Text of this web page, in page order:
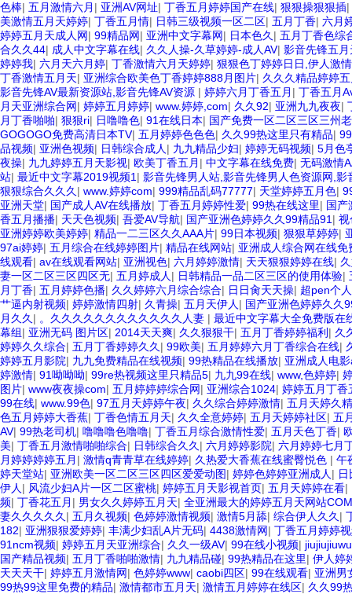
色棒| 五月激情六月 | 亚洲AV网址| 丁香五月婷婷国产在线| 狠狠操狠狠插|
美激情五月天婷婷| 丁香五月情| 日韩三级视频一区二区| 五月丁香| 六月
婷婷五月天成人网| 99精品网| 亚洲中文字幕网| 日本色久 | 五月丁香色综
合久久44| 成人中文字幕在线| 久久人操-久草婷婷-成人AV| 影音先锋五
婷婷我| 六月天六月婷| 丁香激情六月天婷婷| 狠狠色丁婷婷日日,伊人激
丁香激情五月天| 亚洲综合欧美色丁香婷婷888月图片| 久久久精品婷婷
影音先锋AV最新资源站,影音先锋AV资源 | 婷婷六月丁香五月 | 丁香五月
月天亚洲综合网| 婷婷五月婷婷| www.婷婷,com| 久久92| 亚洲九九夜夜|
月丁香啪啪| 狠狠ri| 日噜噜色| 91在线日本| 国产免费一区二区三区三州
GOGOGO免费高清日本TV| 五月婷婷色色色| 久久99热这里只有精品|
品视频| 亚洲色视频| 日韩综合成人 | 九九精品少妇| 婷婷无码视频| 5月色
夜操| 九九婷婷五月天影视| 欧美丁香五月 | 中文字幕在线免费| 无码激情
站| 最近中文字幕2019视频1 | 影音先锋男人站,影音先锋男人色资源网,
狠狠综合久久久 | www.婷婷com| 999精品乱码77777| 天堂婷婷五月色|
亚洲天堂| 国产成人AV在线播放| 丁香五月婷婷性爱| 99热在线这里| 国产
香五月播播| 天天色视频| 吾爱AV导航| 国产亚洲色婷婷久久99精品91 | 视
亚洲婷婷欧美婷婷| 精品一二三区久久AAA片| 99日本视频| 狠狠草婷婷|
97ai婷婷| 五月综合在线婷婷图片| 精品在线网站| 亚洲成人综合网在线免
线观看| av在线观看网站| 亚洲视色| 六月婷婷激情| 天天狠狠婷婷在线|
妻一区二区三区四区无| 五月婷成人 | 日韩精品一品二区三区的使用体验|
月丁香| 五月婷婷色播| 久久婷婷六月综合综合| 日日肏天天操| 超pen个
艹逼内射视频| 婷婷激情四射| 久青操| 五月天伊人 | 国产亚洲色婷婷久久
月久久 | 。久久久久久久久久久久久久人妻 | 最近中文字幕大全免费版在
幕组| 亚洲无码 图片区| 2014天天爽| 久久狠狠干| 五月丁香婷婷福利 | 久
婷婷久久综合| 五月丁香婷婷久久 | 99欧美| 五月婷婷六月丁香综合在线|
婷婷五月影院| 九九免费精品在线视频| 99热精品在线播放| 亚洲成人电
婷激情| 91呦呦呦| 99re热视频这里只精品5| 九九99在线| www,色婷婷|
图片| www夜夜操com| 五月婷婷婷综合网| 亚洲综合1024| 婷婷五月丁香
99在线| www.99色| 97五月天婷婷午夜| 久久综合婷婷激情| 五月天婷久
色五月婷婷大香蕉| 丁香色情五月天| 久久全意婷婷| 五月天婷婷社区| 五
AV| 99热老司机| 噜噜噜色噜噜| 丁香五月综合激情性爱| 五月天色丁香|
美| 丁香五月激情啪啪综合| 日韩综合久久 | 六月婷婷影院| 六月婷婷七月
月婷婷婷婷五月 | 激情q青青草在线婷婷| 久热爱大香蕉在线蜜臀悦色 | 午
婷天堂站| 亚洲欧美一区二区三区四区爱爱动图| 婷婷色婷婷亚洲成人 |
伊人 | 风流少妇A片一区二区蜜桃| 婷婷五月天影视首页| 五月天婷婷在看|
频| 丁香花五月 | 男女久久婷婷五月天| 全亚洲最大的婷婷五月天网站COM
妻久久久久久 | 五月久视频| 色婷婷激情视频| 激情5月舔| 综合伊人久久 |
182| 亚洲狠狠爱婷婷| 丰满少妇乱A片无码| 4438激情网| 丁香五月婷婷
91ncm视频| 婷婷五月天亚洲综合| 久久一级AV| 99在线小视频|
国产精品视频| 五月丁香啪啪激情| 九九精品碰| 99热精品在这里| 伊人婷
天天天干| 婷婷五月激情网| 色婷婷www| caobi四区| 99在线观看| 亚洲男
99热99这里免费的精品| 激情都市五月天| 激情五月婷婷在线区| 久久99